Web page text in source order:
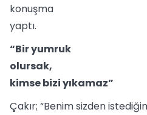
konuşma
yaptı.
“Bir yumruk
olursak,
kimse bizi yıkamaz”
Çakır; “Benim sizden